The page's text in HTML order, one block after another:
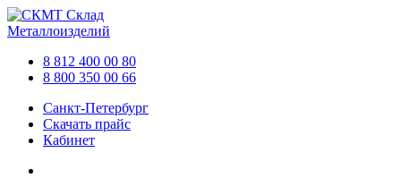
Склад
Металлоизделий
8 812 400 00 80
8 800 350 00 66
Санкт-Петербург
Скачать прайс
Кабинет